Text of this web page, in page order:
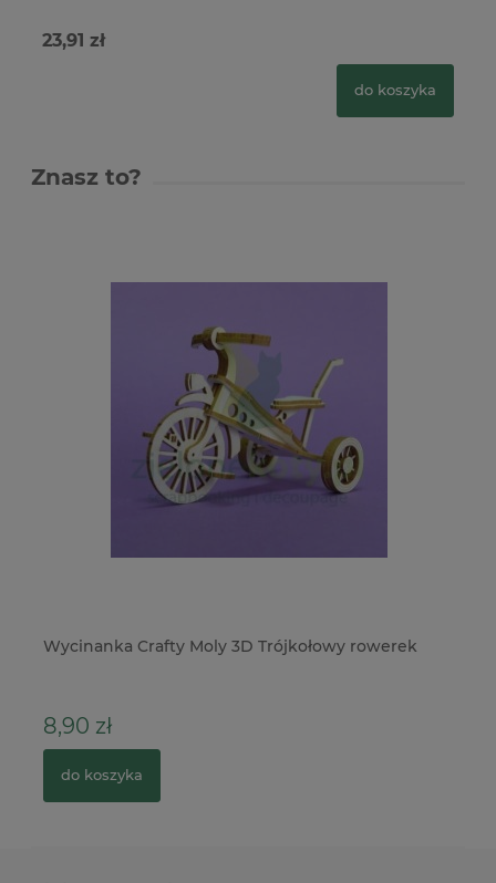
23,91 zł
do koszyka
Znasz to?
Wycinanka Crafty Moly 3D Trójkołowy rowerek
8,90 zł
do koszyka